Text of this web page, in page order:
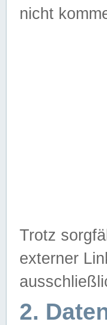
nicht
Trotz
externer
2.